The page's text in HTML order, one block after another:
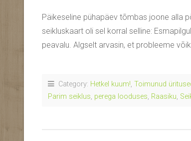
Päikeseline pühapäev tõmbas joone alla
seikluskaart oli sel korral selline:
peavalu. Algselt arvasin, et probleeme
Category: Hetkel kuum!, Toimunud
Parim seiklus, perega looduses, Raasiku,